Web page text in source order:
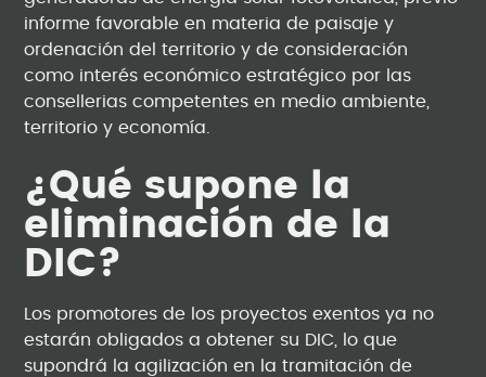
informe favorable en materia de paisaje y
ordenación del territorio y de consideración
como interés económico estratégico por las
consellerias competentes en medio ambiente,
territorio y economía.
¿Qué supone la
eliminación de la
DIC?
Los promotores de los proyectos exentos ya no
estarán obligados a obtener su DIC, lo que
supondrá la agilización en la tramitación de